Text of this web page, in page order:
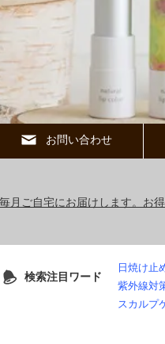
お問い合わせ
月ご自宅にお届けします。お
検索注目ワード
日焼け止
紫外線対
スカルプ